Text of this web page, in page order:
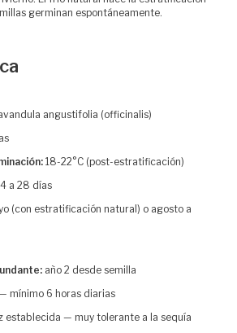
germinan espontáneamente.
angustifolia (officinalis)
18-22°C (post-estratificación)
a 28 días
(con estratificación natural) o agosto a
año 2 desde semilla
mínimo 6 horas diarias
establecida — muy tolerante a la sequía